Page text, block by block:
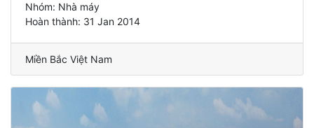
Nhóm: Nhà máy
Hoàn thành: 31 Jan 2014
Miền Bắc Việt Nam